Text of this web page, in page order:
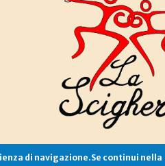
Associazione La Scigheracopyleft |cookies
di navigazione.Se continui nella